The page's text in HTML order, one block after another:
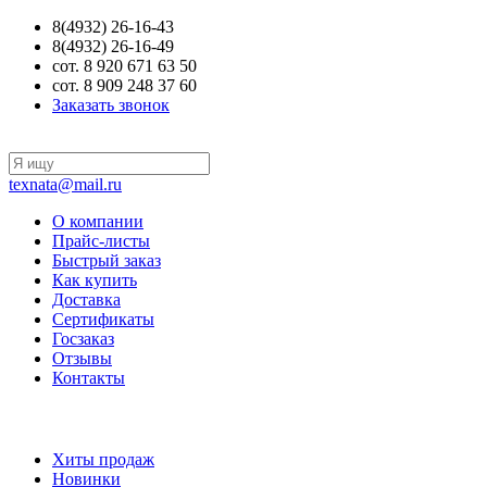
8(4932) 26-16-43
8(4932) 26-16-49
сот. 8 920 671 63 50
сот. 8 909 248 37 60
Заказать звонок
texnata@mail.ru
О компании
Прайс-листы
Быстрый заказ
Как купить
Доставка
Сертификаты
Госзаказ
Отзывы
Контакты
Хиты продаж
Новинки